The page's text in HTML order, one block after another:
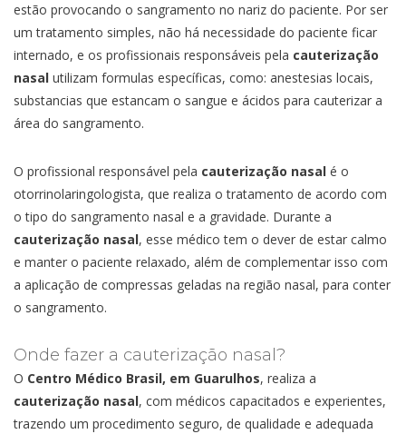
estão provocando o sangramento no nariz do paciente. Por ser
um tratamento simples, não há necessidade do paciente ficar
internado, e os profissionais responsáveis pela cauterização
nasal utilizam formulas específicas, como: anestesias locais,
substancias que estancam o sangue e ácidos para cauterizar a
área do sangramento.
O profissional responsável pela cauterização nasal é o
otorrinolaringologista, que realiza o tratamento de acordo com
o tipo do sangramento nasal e a gravidade. Durante a
cauterização nasal, esse médico tem o dever de estar calmo
e manter o paciente relaxado, além de complementar isso com
a aplicação de compressas geladas na região nasal, para conter
o sangramento.
Onde fazer a cauterização nasal?
O Centro Médico Brasil, em Guarulhos, realiza a
cauterização nasal, com médicos capacitados e experientes,
trazendo um procedimento seguro, de qualidade e adequada